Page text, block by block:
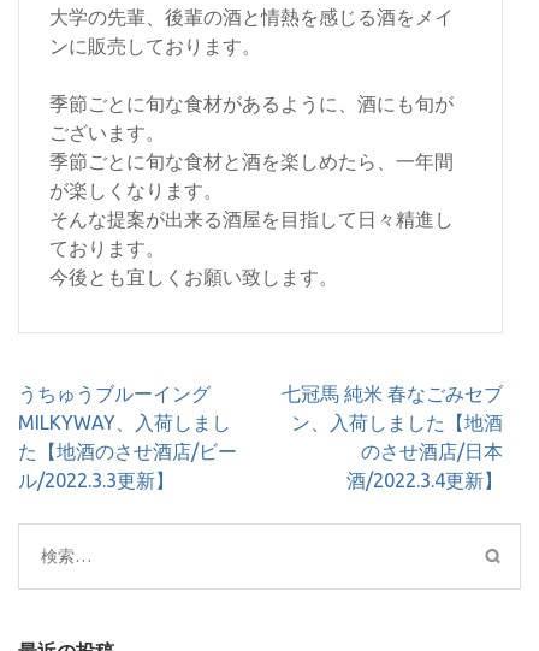
大学の先輩、後輩の酒と情熱を感じる酒をメイ
ンに販売しております。
季節ごとに旬な食材があるように、酒にも旬が
ございます。
季節ごとに旬な食材と酒を楽しめたら、一年間
が楽しくなります。
そんな提案が出来る酒屋を目指して日々精進し
ております。
今後とも宜しくお願い致します。
投
稿
ナ
ビ
シ
ョ
うちゅうブルーイング
MILKYWAY、入荷しまし
た【地酒のさせ酒店/ビー
ル/2022.3.3更新】
七冠馬 純米 春なごみセブ
ン、入荷しました【地酒
のさせ酒店/日本
酒/2022.3.4更新】
検
索: